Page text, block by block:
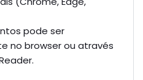
pode ser
no browser ou através